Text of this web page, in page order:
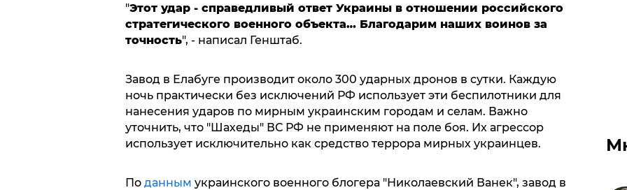
"Этот удар - справедливый ответ Украины в отношении российского
стратегического военного объекта… Благодарим наших воинов за
точность", - написал Генштаб.
Завод в Елабуге производит около 300 ударных дронов в сутки. Каждую
ночь практически без исключений РФ использует эти беспилотники для
нанесения ударов по мирным украинским городам и селам. Важно
уточнить, что "Шахеды" ВС РФ не применяют на поле боя. Их агрессор
использует исключительно как средство террора мирных украинцев.
По данным украинского военного блогера "Николаевский Ванек", завод в